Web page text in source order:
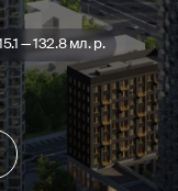
— 132.8 мл. р.